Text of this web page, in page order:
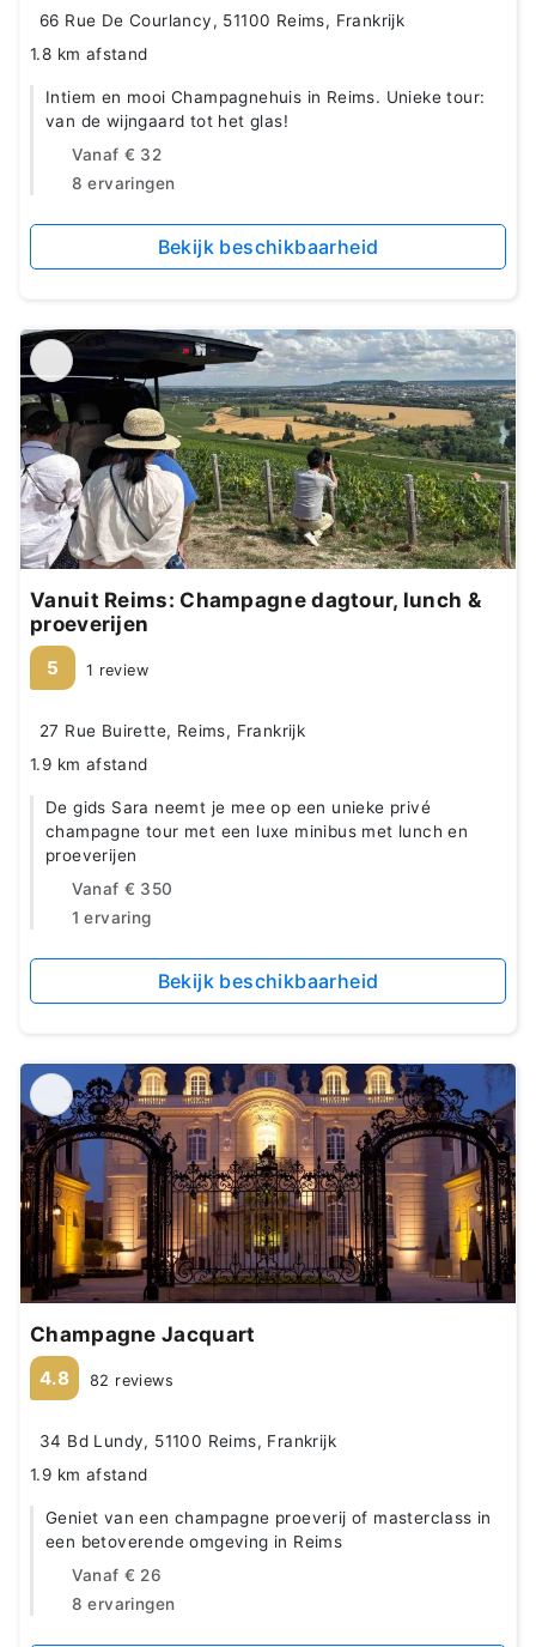
66 Rue De Courlancy, 51100 Reims, Frankrijk
1.8 km afstand
Intiem en mooi Champagnehuis in Reims. Unieke tour:
van de wijngaard tot het glas!
Vanaf € 32
8 ervaringen
Bekijk beschikbaarheid
Vanuit Reims: Champagne dagtour, lunch &
proeverijen
5 1 review
27 Rue Buirette, Reims, Frankrijk
1.9 km afstand
De gids Sara neemt je mee op een unieke privé
champagne tour met een luxe minibus met lunch en
proeverijen
Vanaf € 350
1 ervaring
Bekijk beschikbaarheid
Champagne Jacquart
4.8 82 reviews
34 Bd Lundy, 51100 Reims, Frankrijk
1.9 km afstand
Geniet van een champagne proeverij of masterclass in
een betoverende omgeving in Reims
Vanaf € 26
8 ervaringen